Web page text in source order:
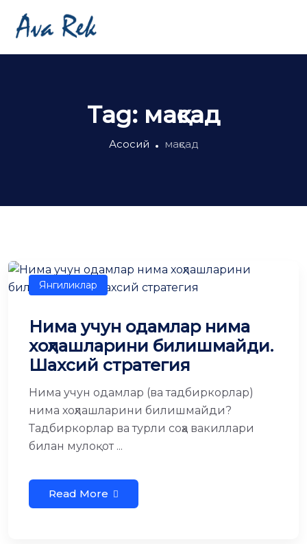
Tag: мақсад
Асосий мақсад
Янгиликлар
Нима учун одамлар нима
хоҳлашларини билишмайди.
Шахсий стратегия
Нима учун одамлар (ва тадбиркорлар)
нима хоҳлашларини билишмайди?
Тадбиркорлар ва турли соҳа вакиллари
билан мулоқот ...
Read More